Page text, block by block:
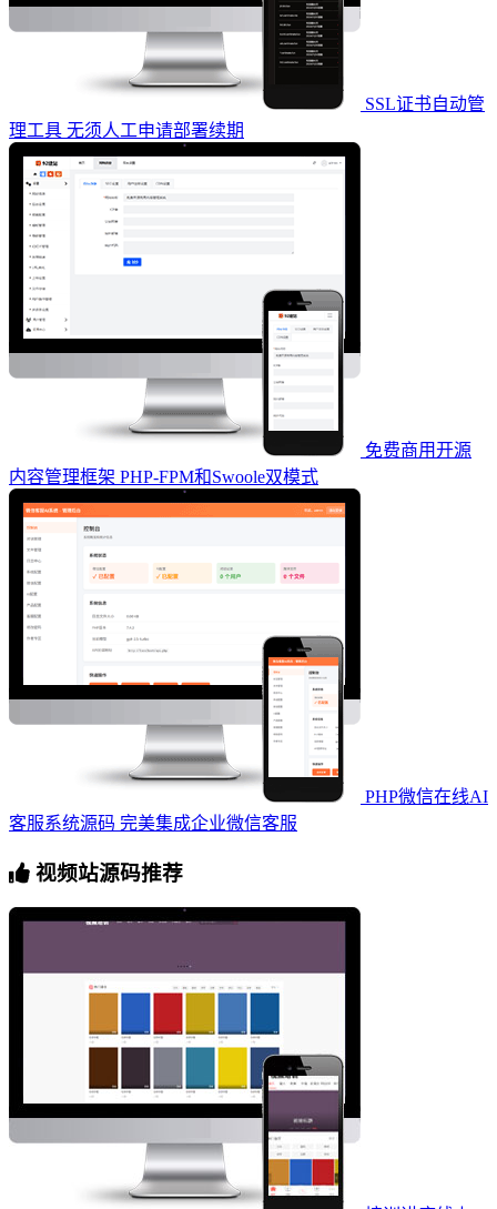
SSL证书自动管
理工具 无须人工申请部署续期
免费商用开源
内容管理框架 PHP-FPM和Swoole双模式
PHP微信在线AI
客服系统源码 完美集成企业微信客服
视频站源码推荐